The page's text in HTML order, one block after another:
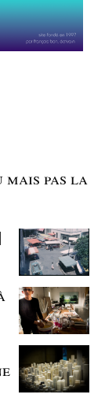
mais pas la